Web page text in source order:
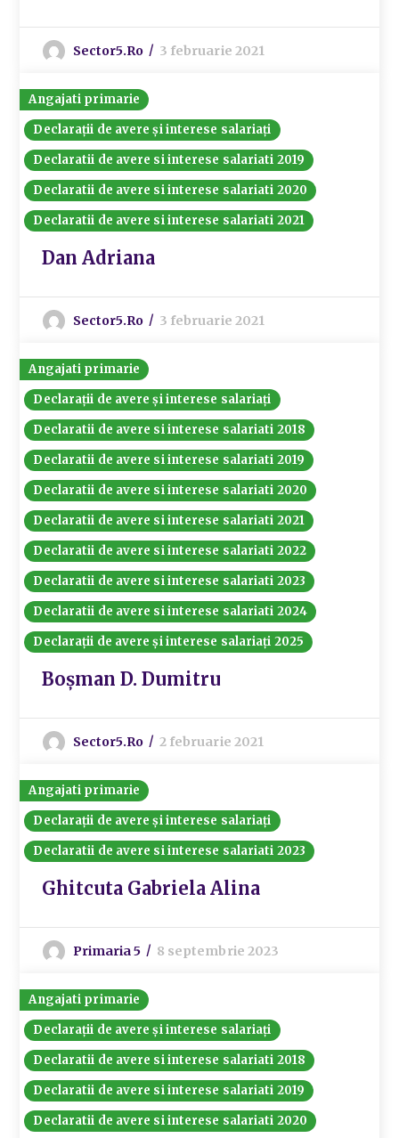
Sector5.ro 3 februarie 2021
Angajati primarie
Declarații de avere și interese salariați
Declaratii de avere si interese salariati 2019
Declaratii de avere si interese salariati 2020
Declaratii de avere si interese salariati 2021
Dan Adriana
Sector5.ro 3 februarie 2021
Angajati primarie
Declarații de avere și interese salariați
Declaratii de avere si interese salariati 2018
Declaratii de avere si interese salariati 2019
Declaratii de avere si interese salariati 2020
Declaratii de avere si interese salariati 2021
Declaratii de avere si interese salariati 2022
Declaratii de avere si interese salariati 2023
Declaratii de avere si interese salariati 2024
Declarații de avere și interese salariați 2025
Boșman D. Dumitru
Sector5.ro 2 februarie 2021
Angajati primarie
Declarații de avere și interese salariați
Declaratii de avere si interese salariati 2023
Ghitcuta Gabriela Alina
Primaria 5 8 septembrie 2023
Angajati primarie
Declarații de avere și interese salariați
Declaratii de avere si interese salariati 2018
Declaratii de avere si interese salariati 2019
Declaratii de avere si interese salariati 2020